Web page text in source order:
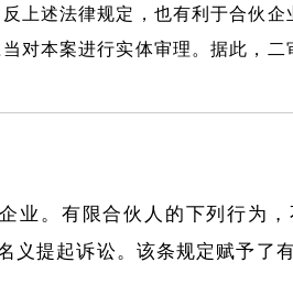
上述法律规定，也有利于合伙企
对本案进行实体审理。据此，
。有限合伙人的下列行为，
义提起诉讼。该条规定赋予了